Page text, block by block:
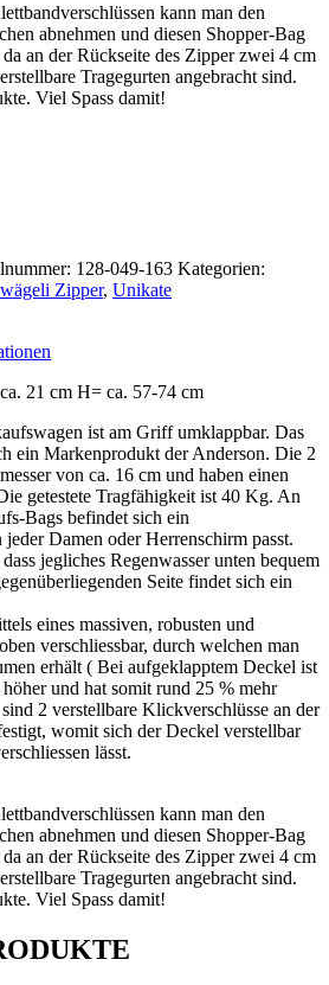
kann man den
abnehmen und diesen Shopper-Bag
an der Rückseite des Zipper zwei 4 cm
Tragegurten angebracht sind.
Viel Spass damit!
128-049-163 Kategorien:
Zipper, Unikate
21 cm H= ca. 57-74 cm
ist am Griff umklappbar. Das
ein Markenprodukt der Anderson. Die 2
von ca. 16 cm und haben einen
getestete Tragfähigkeit ist 40 Kg. An
Bags befindet sich ein
Damen oder Herrenschirm passt.
jegliches Regenwasser unten bequem
Seite findet sich ein
eines massiven, robusten und
verschliessbar, durch welchen man
erhält ( Bei aufgeklapptem Deckel ist
und hat somit rund 25 % mehr
2 verstellbare Klickverschlüsse an der
womit sich der Deckel verstellbar
lässt.
kann man den
abnehmen und diesen Shopper-Bag
an der Rückseite des Zipper zwei 4 cm
Tragegurten angebracht sind.
Viel Spass damit!